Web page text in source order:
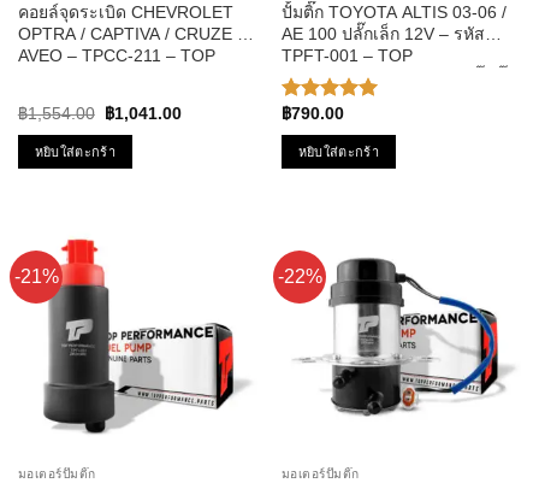
คอยล์จุดระเบิด CHEVROLET
OPTRA / CAPTIVA / CRUZE /
AVEO – TPCC-211 – TOP
฿1,554.00
Original
price
was:
฿1,554.00.
฿1,041.00Current
หยิบใส่ตะกร้า
ปั้มติ๊ก TOYOTA ALTIS 03-06 /
AE 100 ปลั๊กเล็ก 12V – รหัส
TPFT-001 – TOP
PERFORMANCE มอเตอร์ปั๊มติ๊ก
ของแท้100% MADE IN JAPAN
ให้คะแนน
5.00ตั้งแต่
1-5
คะแนน
฿790.00
หยิบใส่ตะกร้า
-21%
มอเตอร์ปั๊มติ๊ก
-22%
มอเตอร์ปั๊มติ๊ก